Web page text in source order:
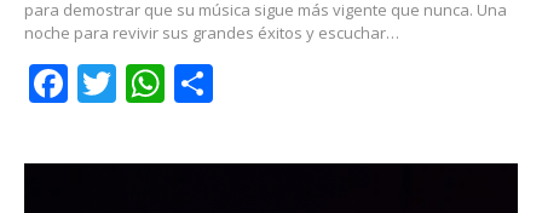
para demostrar que su música sigue más vigente que nunca. Una
noche para revivir sus grandes éxitos y escuchar…
Facebook
TwitterWhatsApp